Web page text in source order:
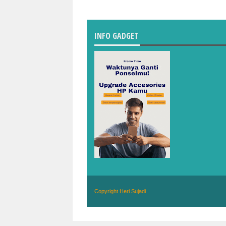
INFO GADGET
Copyright Heri Sujadi